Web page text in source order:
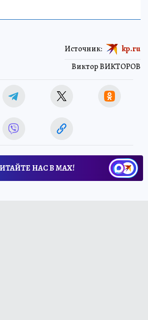
Виктор ВИКТОРОВ
Источник: kp.ru
НАС В МАХ!